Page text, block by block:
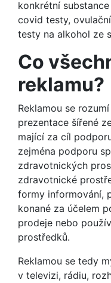
konkrétní
covid testy,
testy na alkohol ze
Co
reklamu?
Reklamou se
prezentace šířené
mající za cíl
zejména podporu
zdravotnických
zdravotnické
formy informování,
konané za účelem
prodeje nebo
prostředků.
Reklamou se tedy
v televizi, rádiu,